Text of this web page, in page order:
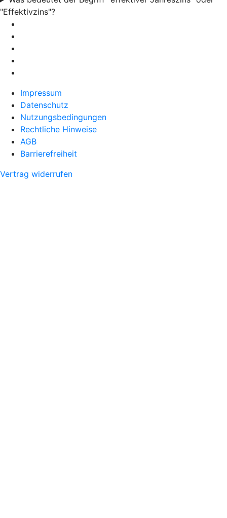
"Effektivzins"?
Impressum
Datenschutz
Nutzungsbedingungen
Rechtliche Hinweise
AGB
Barrierefreiheit
Vertrag widerrufen